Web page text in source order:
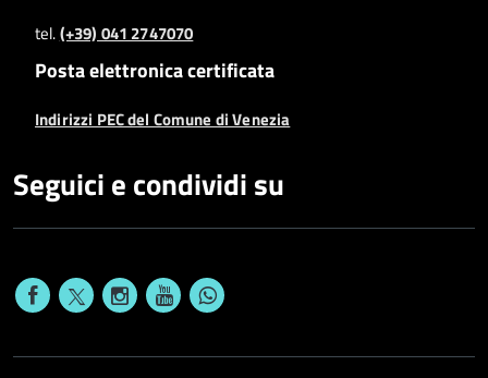
tel.(+39) 041 2747070
Posta elettronica certificata
Indirizzi PEC del Comune di Venezia
Seguici e condividi su